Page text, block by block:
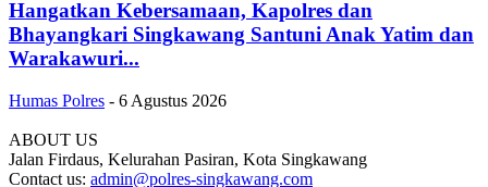
Hangatkan Kebersamaan, Kapolres dan
Bhayangkari Singkawang Santuni Anak Yatim dan
Warakawuri...
Humas Polres - 6 Agustus 2026
ABOUT US
Jalan Firdaus, Kelurahan Pasiran, Kota Singkawang
Contact us: admin@polres-singkawang.com